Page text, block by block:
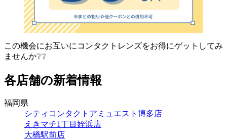
この機会にお互いにコンタクトレンズをお得にゲットしてみ
ませんか❔❔
各店舗の新着情報
福岡県
シティコンタクトアミュエスト博多店
えきマチ1丁目姪浜店
大橋駅前店